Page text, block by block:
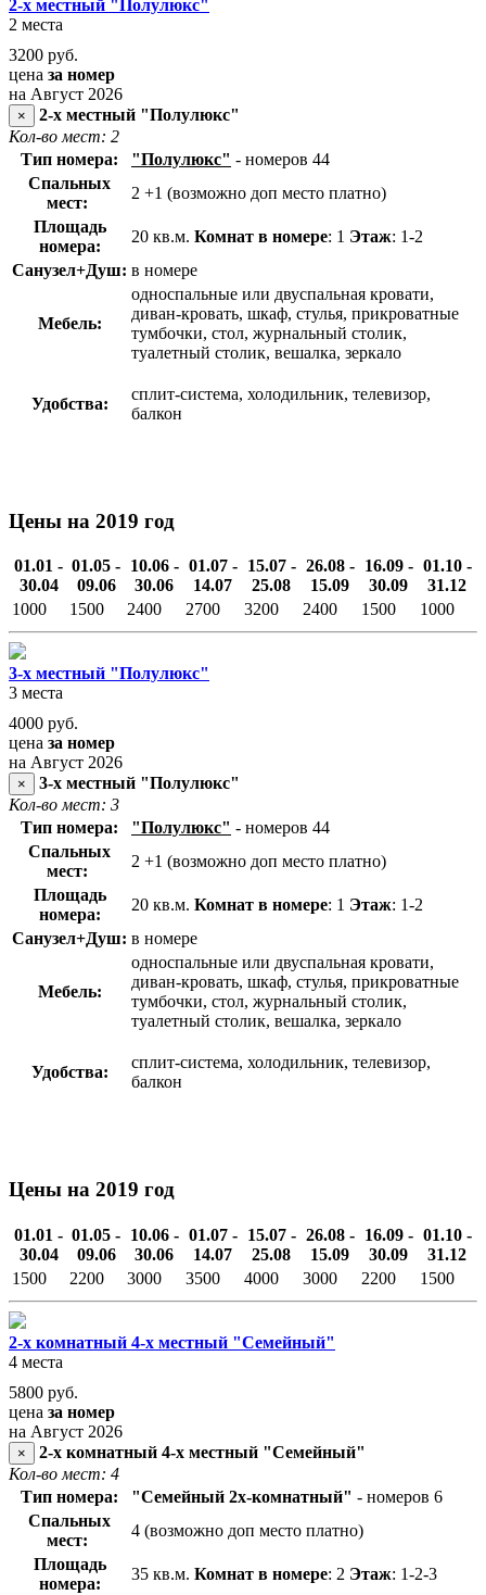
2-х местный "Полулюкс"
2 места
3200 руб.
цена за номер
на Август 2026
×
2-х местный "Полулюкс"
Кол-во мест: 2
Тип номера:
"Полулюкс" - номеров 44
Спальных
мест:
2 +1 (возможно доп место платно)
Площадь
номера:
20 кв.м. Комнат в номере: 1 Этаж: 1-2
Санузел+Душ: в номере
Мебель:
односпальные или двуспальная кровати,
диван-кровать, шкаф, стулья, прикроватные
тумбочки, стол, журнальный столик,
туалетный столик, вешалка, зеркало
Удобства:
сплит-система, холодильник, телевизор,
балкон
Цены на 2019 год
01.01 -
30.04
01.05 -
09.06
10.06 -
30.06
01.07 -
14.07
15.07 -
25.08
26.08 -
15.09
16.09 -
30.09
01.10 -
31.12
1000
1500 2400 2700 3200 2400 1500 1000
3-х местный "Полулюкс"
3 места
4000 руб.
цена за номер
на Август 2026
×
3-х местный "Полулюкс"
Кол-во мест: 3
Тип номера:
"Полулюкс" - номеров 44
Спальных
мест:
2 +1 (возможно доп место платно)
Площадь
номера:
20 кв.м. Комнат в номере: 1 Этаж: 1-2
Санузел+Душ: в номере
Мебель:
односпальные или двуспальная кровати,
диван-кровать, шкаф, стулья, прикроватные
тумбочки, стол, журнальный столик,
туалетный столик, вешалка, зеркало
Удобства:
сплит-система, холодильник, телевизор,
балкон
Цены на 2019 год
01.01 -
30.04
01.05 -
09.06
10.06 -
30.06
01.07 -
14.07
15.07 -
25.08
26.08 -
15.09
16.09 -
30.09
01.10 -
31.12
1500
2200 3000 3500 4000 3000 2200 1500
2-х комнатный 4-х местный "Семейный"
4 места
5800 руб.
цена за номер
на Август 2026
×
2-х комнатный 4-х местный "Семейный"
Кол-во мест: 4
Тип номера:
"Семейный 2х-комнатный" - номеров 6
Спальных
мест:
4 (возможно доп место платно)
Площадь
номера:
35 кв.м. Комнат в номере: 2 Этаж: 1-2-3